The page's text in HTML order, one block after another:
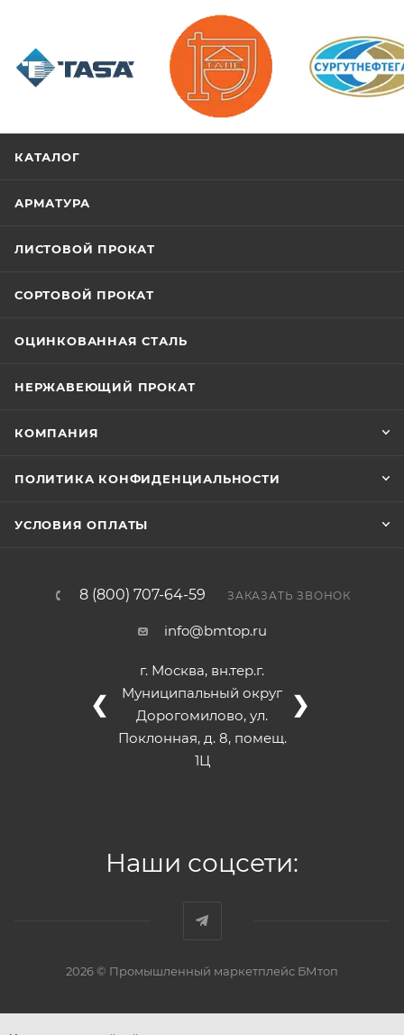
КАТАЛОГ
АРМАТУРА
ЛИСТОВОЙ ПРОКАТ
СОРТОВОЙ ПРОКАТ
ОЦИНКОВАННАЯ СТАЛЬ
НЕРЖАВЕЮЩИЙ ПРОКАТ
КОМПАНИЯ
ПОЛИТИКА КОНФИДЕНЦИАЛЬНОСТИ
УСЛОВИЯ ОПЛАТЫ
8 (800) 707-64-59 ЗАКАЗАТЬ ЗВОНОК
info@bmtop.ru
г. Москва, вн.тер.г.
Муниципальный округ
Дорогомилово, ул.
Поклонная, д. 8, помещ.
1Ц
❮ ❯
Наши соцсети:
2026 © Промышленный маркетплейс БМтоп